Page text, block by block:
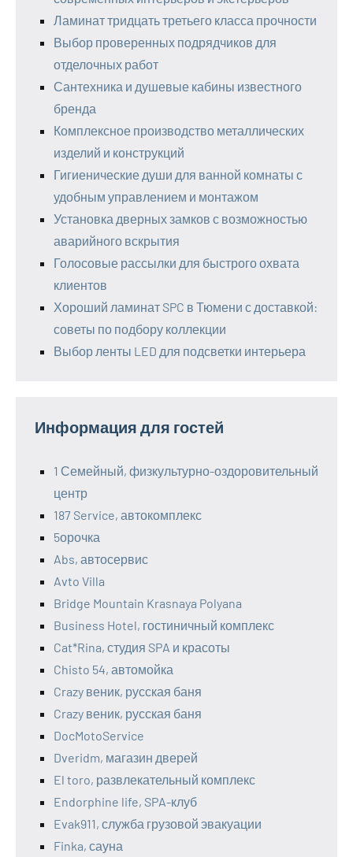
Ламинат тридцать третьего класса прочности
Выбор проверенных подрядчиков для
отделочных работ
Сантехника и душевые кабины известного
бренда
Комплексное производство металлических
изделий и конструкций
Гигиенические души для ванной комнаты с
удобным управлением и монтажом
Установка дверных замков с возможностью
аварийного вскрытия
Голосовые рассылки для быстрого охвата
клиентов
Хороший ламинат SPC в Тюмени с доставкой:
советы по подбору коллекции
Выбор ленты LED для подсветки интерьера
Информация для гостей
1 Семейный, физкультурно-оздоровительный
центр
187 Service, автокомплекс
5орочка
Abs, автосервис
Avto Villa
Bridge Mountain Krasnaya Polyana
Business Hotel, гостиничный комплекс
Cat*Rina, студия SPA и красоты
Chisto 54, автомойка
Crazy веник, русская баня
Crazy веник, русская баня
DocMotoService
Dveridm, магазин дверей
El toro, развлекательный комплекс
Endorphine life, SPA-клуб
Evak911, служба грузовой эвакуации
Finka, сауна